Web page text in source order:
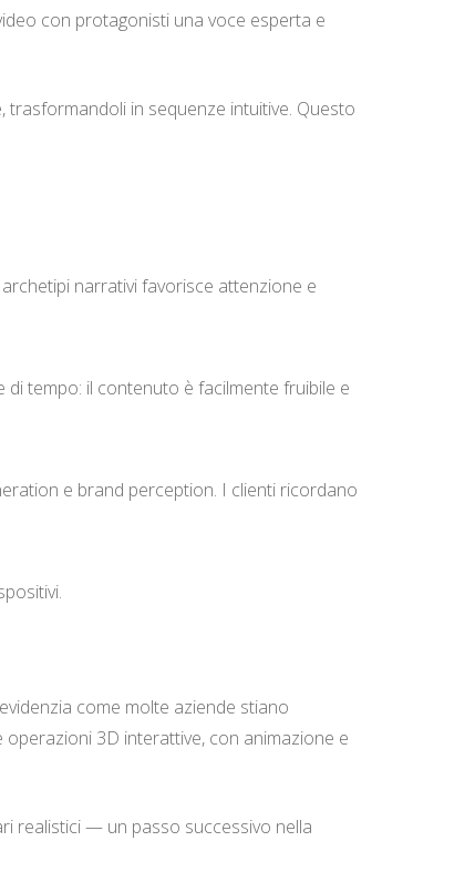
con protagonisti una voce esperta e
trasformandoli in sequenze intuitive. Questo
narrativi favorisce attenzione e
tempo: il contenuto è facilmente fruibile e
e brand perception. I clienti ricordano
come molte aziende stiano
3D interattive, con animazione e
realistici — un passo successivo nella